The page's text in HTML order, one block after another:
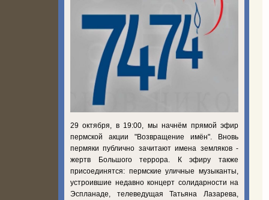
29 октября, в 19:00, мы начнём прямой эфир
пермской акции "Возвращение имён". Вновь
пермяки публично зачитают имена земляков -
жертв Большого террора. К эфиру также
присоединятся: пермские уличные музыканты,
устроившие недавно концерт солидарности на
Эспланаде, телеведущая Татьяна Лазарева,